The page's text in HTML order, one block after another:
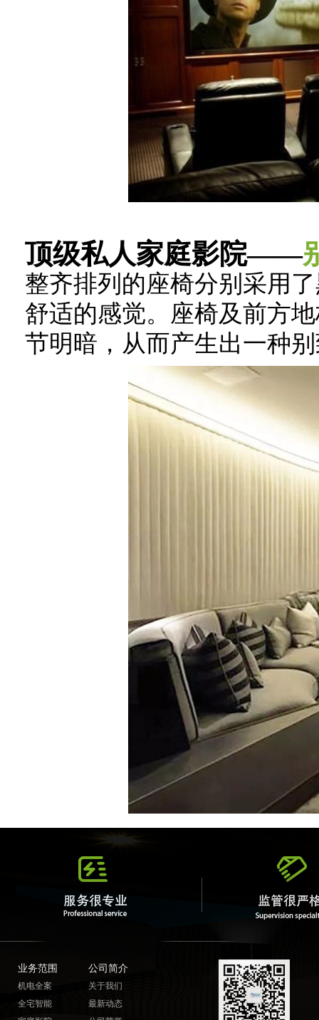
顶级私人家庭影院——
整齐排列的座椅分别采用
舒适的感觉。座椅及前方
节明暗，从而产生出一种
业务范围
机电全案
全宅智能
公司简介
关于我们
最新动态